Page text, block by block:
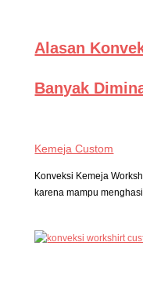
Alasan
Banyak
Kemeja Custom
Konveksi Kemeja
karena mampu